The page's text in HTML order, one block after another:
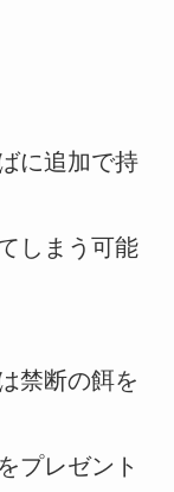
に追加で持
しまう可能
禁断の餌を
プレゼント